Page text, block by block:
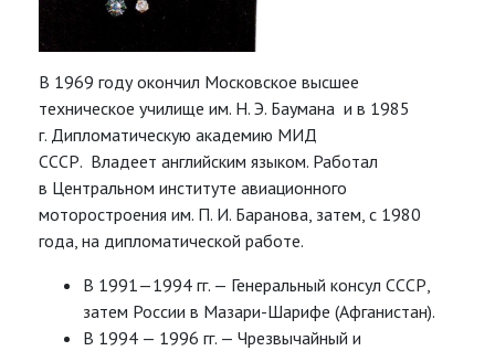
В 1969 году окончил Московское высшее
техническое училище им. Н. Э. Баумана и в 1985
г. Дипломатическую академию МИД
СССР. Владеет английским языком. Работал
в Центральном институте авиационного
моторостроения им. П. И. Баранова, затем, с 1980
года, на дипломатической работе.
В 1991—1994 гг. — Генеральный консул СССР,
затем России в Мазари-Шарифе (Афганистан).
В 1994 — 1996 гг. — Чрезвычайный и